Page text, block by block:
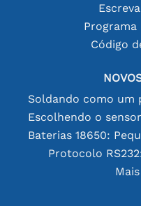
Programa
Código
Protocolo